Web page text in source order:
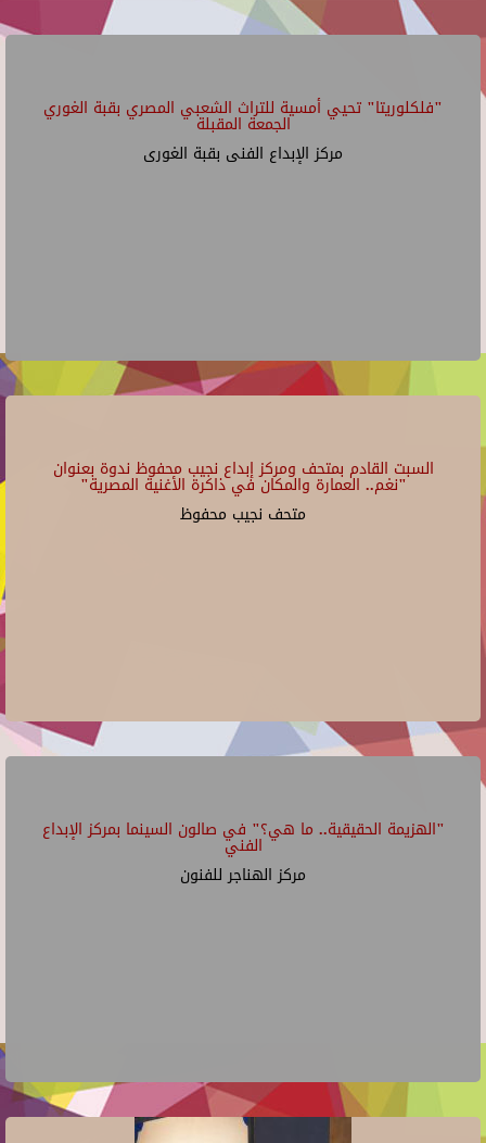
"فلكلوريتا" تحيي أمسية للتراث الشعبي المصري بقبة الغوري
الجمعة المقبلة
مركز الإبداع الفنى بقبة الغورى
السبت القادم بمتحف ومركز إبداع نجيب محفوظ ندوة بعنوان
"نغم.. العمارة والمكان في ذاكرة الأغنية المصرية"
متحف نجيب محفوظ
"الهزيمة الحقيقية.. ما هي؟" في صالون السينما بمركز الإبداع
الفني
مركز الهناجر للفنون